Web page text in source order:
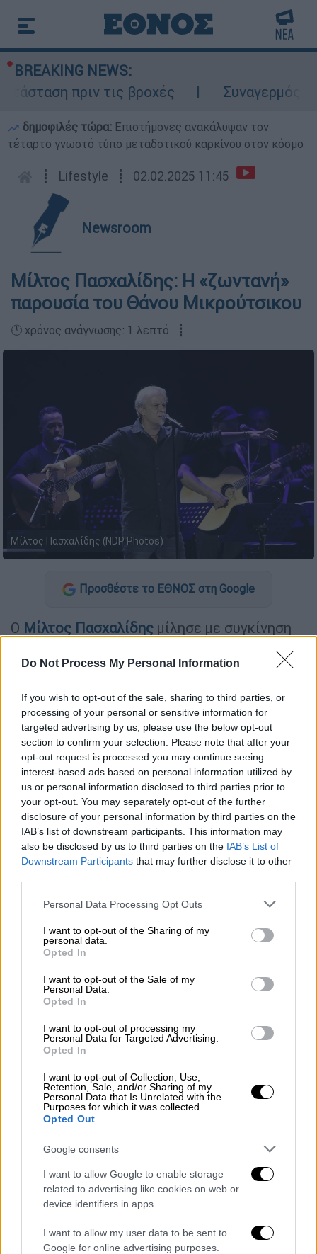
Do Not Process My Personal Information
If you wish to opt-out of the sale, sharing to third parties, or
processing of your personal or sensitive information for
targeted advertising by us, please use the below opt-out
section to confirm your selection. Please note that after your
opt-out request is processed you may continue seeing
interest-based ads based on personal information utilized by
us or personal information disclosed to third parties prior to
your opt-out. You may separately opt-out of the further
disclosure of your personal information by third parties on the
IAB’s list of downstream participants. This information may
also be disclosed by us to third parties on the IAB’s List of
Downstream Participants that may further disclose it to other
Please note that this website/app uses one or more Google
not limited to your visit or usage behaviour. You may click to
grant or deny consent to Google and its third-party tags to
use your data for below specified purposes in below Google
consent section.
Personal Data Processing Opt Outs
I want to opt-out of the Sharing of my
personal data.
Opted In
I want to opt-out of the Sale of my
Personal Data.
Opted In
I want to opt-out of processing my
Personal Data for Targeted Advertising.
Opted In
I want to opt-out of Collection, Use,
Retention, Sale, and/or Sharing of my
Personal Data that Is Unrelated with the
Purposes for which it was collected.
Opted Out
Google consents
I want to allow Google to enable storage
related to advertising like cookies on web or
device identifiers in apps.
I want to allow my user data to be sent to
Google for online advertising purposes.
BREAKING NEWS:
πριν τις βροχές
Συναγερμός
δημοφιλές τώρα: Επιστήμονες ανακάλυψαν τον
τέταρτο γνωστό τύπο μεταδοτικού καρκίνου στον κόσμο
┋ Lifestyle ┋ 02.02.2025 11:45
Newsroom
Μίλτος Πασχαλίδης: Η «ζωντανή»
παρουσία του Θάνου Μικρούτσικου
🕛 χρόνος ανάγνωσης: 1 λεπτό ┋
Μίλτος Πασχαλίδης (NDP Photos)
Προσθέστε το ΕΘΝΟΣ στη Google
Ο Μίλτος Πασχαλίδης μίλησε με συγκίνηση
αφορμή μια συναυλία αφιερωμένη στον
το 2019.
Ο τραγουδοποιός δεν έκρυψε το
συναισθηματικό του δέσιμομε τον Θάνο
Μικρούτσικο, αποκαλύπτοντας πως, παρόλο
που δεν είναι πια κοντά, συνεχίζει να τον
«συνοδεύει» στην καθημερινότητά του.
«Συνομιλώ πολύ συχνά μαζί του, σαν να'ναι
ακόμη εδώ. Του θέτω τα ερωτήματά μου,
όπως έκανα πάντα.Είναι ζωντανός στη
σκέψη και στην καρδιά μου» εξομολογήθηκε.
Μουσική| 28.05.2023 09:05
ΣΥΡΙΖΑ έδειξε μία αρκετά θολή
εικόνα και μπέρδεψε τον κόσμο»
Θυμήθηκε, επίσης, τις στιγμές από τη
συνεργασία τους, αποκαλύπτοντας
άγνωστες πτυχές της προσωπικότητας του
Θάνου Μικρούτσικου: «Είχε εμμονή με τον
χρόνο. Πήγαινε πάντα νωρίτερα στις πρόβες
και αν αργούσες έστω και λίγα λεπτά, ήταν
έτοιμος να σου κάνει παρατήρηση. Όμως,
είχε και μια απίστευτη αίσθηση του χιούμορ.
Φτιάχναμε αυτοσχέδια στιχάκια, γελούσαμε
ασταμάτητα. Αυτές οι στιγμές είναι